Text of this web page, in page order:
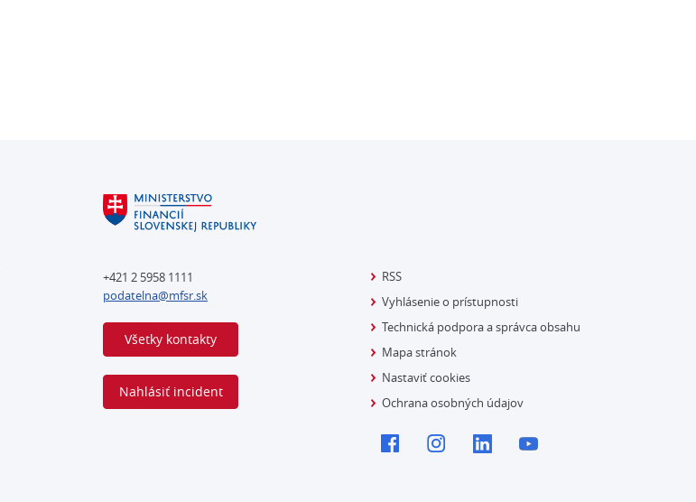
+421 2 5958 1111
podatelna@mfsr.sk
Všetky kontakty
Nahlásiť incident
RSS
Vyhlásenie o prístupnosti
Technická podpora a správca obsahu
Mapa stránok
Nastaviť cookies
Ochrana osobných údajov